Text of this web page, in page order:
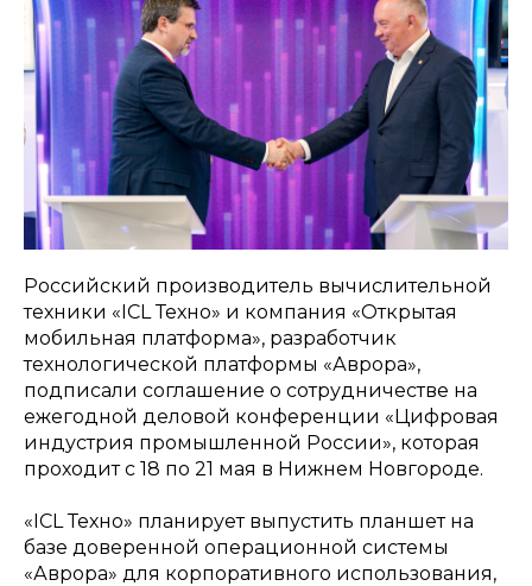
Российский производитель вычислительной
техники «ICL Техно» и компания «Открытая
мобильная платформа», разработчик
технологической платформы «Аврора»,
подписали соглашение о сотрудничестве на
ежегодной деловой конференции «Цифровая
индустрия промышленной России», которая
проходит с 18 по 21 мая в Нижнем Новгороде.
«ICL Техно» планирует выпустить планшет на
базе доверенной операционной системы
«Аврора» для корпоративного использования,